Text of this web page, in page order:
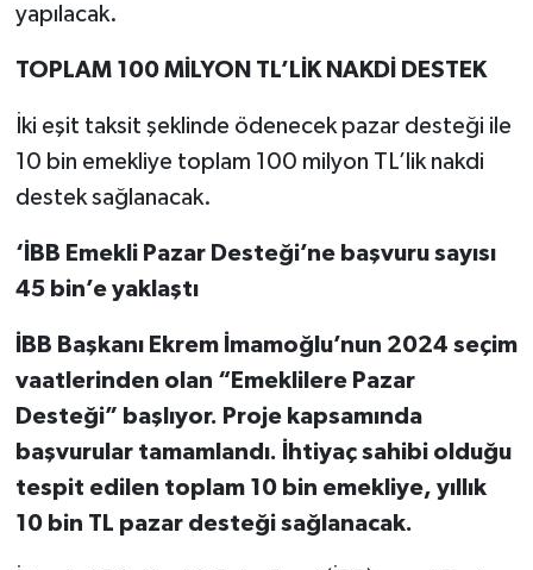
yapılacak.
TOPLAM 100 MİLYON TL’LİK NAKDİ DESTEK
İki eşit taksit şeklinde ödenecek pazar desteği ile
10 bin emekliye toplam 100 milyon TL’lik nakdi
destek sağlanacak.
‘İBB Emekli Pazar Desteği’ne başvuru sayısı
45 bin’e yaklaştı
İBB Başkanı Ekrem İmamoğlu’nun 2024 seçim
vaatlerinden olan “Emeklilere Pazar
Desteği” başlıyor. Proje kapsamında
başvurular tamamlandı. İhtiyaç sahibi olduğu
tespit edilen toplam 10 bin emekliye, yıllık
10 bin TL pazar desteği sağlanacak.